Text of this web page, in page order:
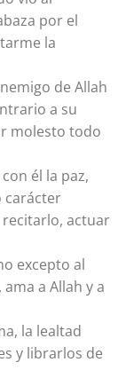
por el
la
de Allah
a su
molesto todo
él la paz,
carácter
actuar
excepto al
a Allah y a
la lealtad
y librarlos de